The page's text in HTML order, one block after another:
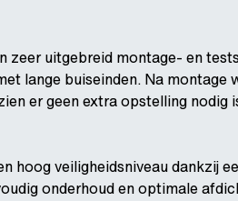
zeer uitgebreid montage- en
lange buiseinden. Na montage
er geen extra opstelling nodig
hoog veiligheidsniveau dankzij
onderhoud en optimale